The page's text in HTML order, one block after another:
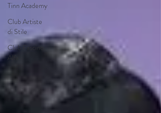
Tinn Academy
Club Artiste
di Stile
Club Fascino
Alfa